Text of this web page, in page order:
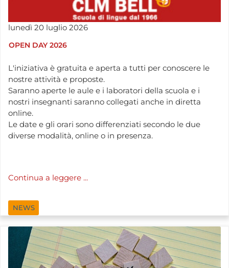
lunedì 20 luglio 2026
OPEN DAY 2026
L'iniziativa è gratuita e aperta a tutti per conoscere le
nostre attività e proposte.
Saranno aperte le aule e i laboratori della scuola e i
nostri insegnanti saranno collegati anche in diretta
online.
Le date e gli orari sono differenziati secondo le due
diverse modalità, online o in presenza.
Continua a leggere ...
NEWS